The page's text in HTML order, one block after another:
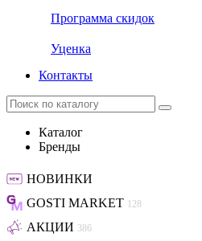
Программа скидок
Уценка
Контакты
Каталог
Бренды
НОВИНКИ
GOSTI MARKET 128
АКЦИИ 386